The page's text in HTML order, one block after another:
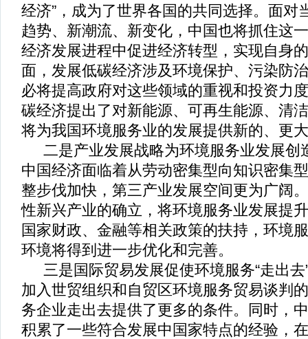
经济” ，成为了世界各国的共同选择。面对
趋势、新潮流、新变化，中国也将抓住这一
经济发展进程中促进经济转型，实现自身
面，发展低碳经济涉及环境保护、污染防
必将提高政府对这些领域的重视和投资力
碳经济提出了对新能源、可再生能源、清
将为我国环境服务业的发展提供新的、更
二是产业发展战略为环境服务业发展创
中国经济面临着从劳动密集型向知识密集
整步伐加快，第三产业发展空间更为广阔
性新兴产业的确立，将环境服务业发展提
国家财政、金融等相关政策的扶持，环境
环境将得到进一步优化和完善。
三是国际贸易发展促使环境服务“走出去
加入世贸组织和自贸区环境服务贸易谈判
务企业走出去提供了更多的条件。同时，
积累了一些符合发展中国家特点的经验，